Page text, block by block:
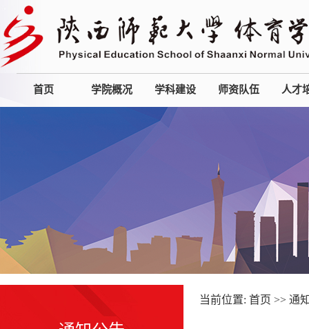
首页 学院概况 学科建设 师资队伍 人才
当前位置: 首页 >> 通